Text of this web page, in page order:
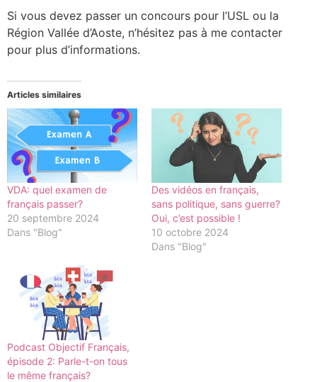
Si vous devez passer un concours pour l’USL ou la
Région Vallée d’Aoste, n’hésitez pas à me contacter
pour plus d’informations.
Articles similaires
VDA: quel examen de
français passer?
20 septembre 2024
Dans "Blog"
Des vidéos en français,
sans politique, sans guerre?
Oui, c’est possible !
10 octobre 2024
Dans "Blog"
Podcast Objectif Français,
épisode 2: Parle-t-on tous
le même français?